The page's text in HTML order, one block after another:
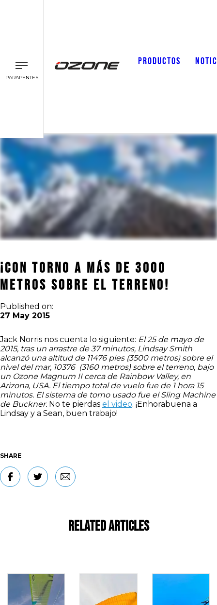
PARAPENTES
PRODUCTOS
¡Con torno a más de 3000
metros sobre el terreno!
Published on:
27 May 2015
Jack Norris nos cuenta lo siguiente: El 25 de mayo de
2015, tras un arrastre de 37 minutos, Lindsay Smith
alcanzó una altitud de 11476 pies (3500 metros) sobre el
nivel del mar, 10376 (3160 metros) sobre el terreno, bajo
un Ozone Magnum II cerca de Rainbow Valley, en
Arizona, USA. El tiempo total de vuelo fue de 1 hora 15
minutos. El sistema de torno usado fue el Sling Machine
de Buckner. No te pierdas el video. ¡Enhorabuena a
Lindsay y a Sean, buen trabajo!
SHARE
Related Articles